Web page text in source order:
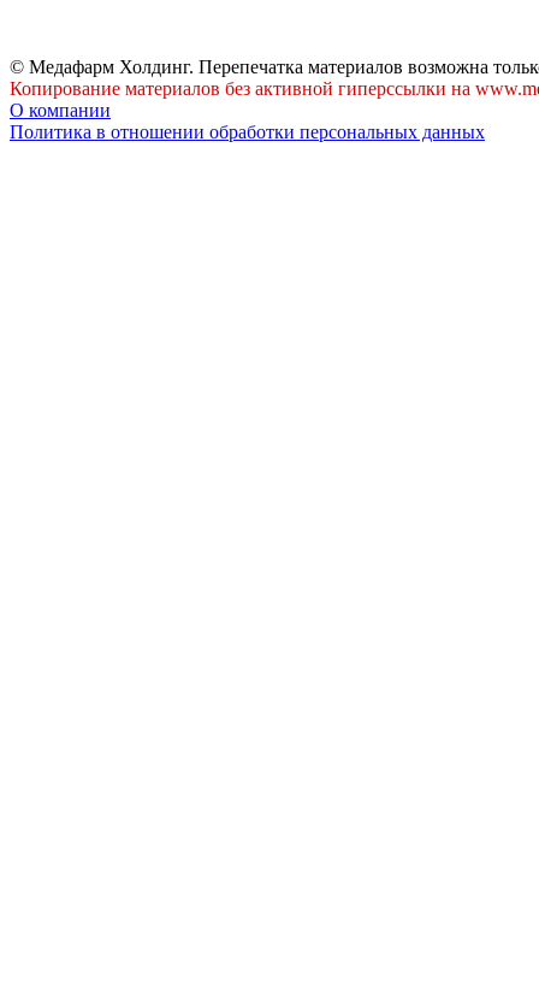
© Медафарм Холдинг. Перепечатка материалов возможна
Копирование материалов без активной гиперссылки на
О компании
Политика в отношении обработки персональных данных